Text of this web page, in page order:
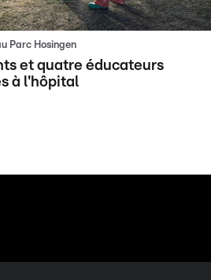
Parc Hosingen
et quatre éducateurs
à l'hôpital